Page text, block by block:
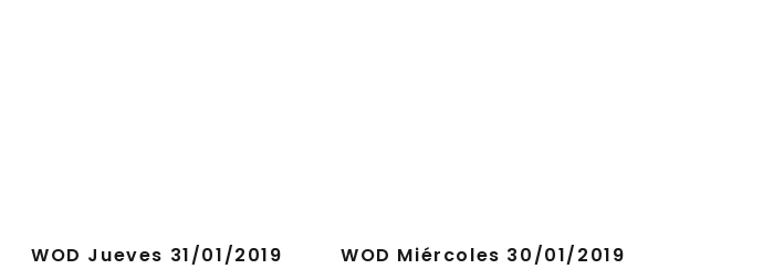
WOD Jueves 31/01/2019 WOD Miércoles 30/01/2019